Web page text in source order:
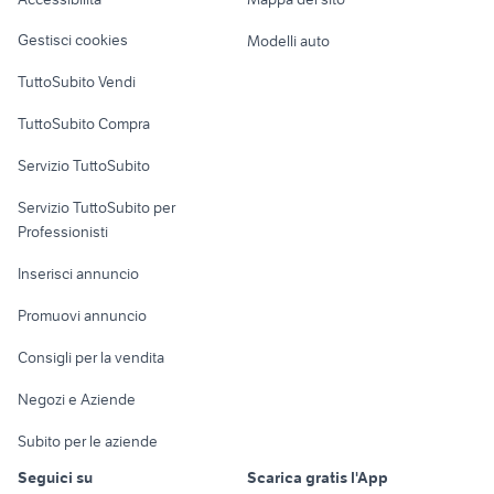
Informatica
Console e
Fotografia
Telefonia
Gestisci cookies
TuttoSubito Vendi
TuttoSubito Compra
Servizio TuttoSubito
Servizio TuttoSubito per
Professionisti
Inserisci annuncio
Promuovi annuncio
Consigli per la vendita
Negozi e Aziende
Subito per le aziende
Modelli auto
Seguici su Scarica gratis l'App